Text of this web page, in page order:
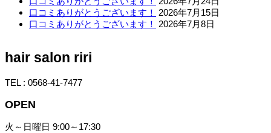
口コミありがとうございます！
2026年7月15日
口コミありがとうございます！
2026年7月8日
hair salon riri
TEL : 0568-41-7477
OPEN
火～日曜日 9:00～17:30